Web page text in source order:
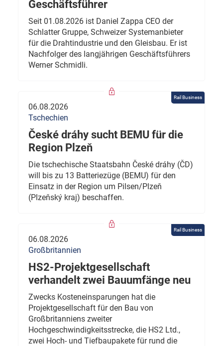
Geschäftsführer
Seit 01.08.2026 ist Daniel Zappa CEO der
Schlatter Gruppe, Schweizer Systemanbieter
für die Drahtindustrie und den Gleisbau. Er ist
Nachfolger des langjährigen Geschäftsführers
Werner Schmidli.
Rail Business
06.08.2026
Tschechien
České dráhy sucht BEMU für die
Region Plzeň
Die tschechische Staatsbahn České dráhy (ČD)
will bis zu 13 Batteriezüge (BEMU) für den
Einsatz in der Region um Pilsen/Plzeň
(Plzeňský kraj) beschaffen.
Rail Business
06.08.2026
Großbritannien
HS2-Projektgesellschaft
verhandelt zwei Bauumfänge neu
Zwecks Kosteneinsparungen hat die
Projektgesellschaft für den Bau von
Großbritanniens zweiter
Hochgeschwindigkeitsstrecke, die HS2 Ltd.,
zwei Hoch- und Tiefbaupakete für rund die